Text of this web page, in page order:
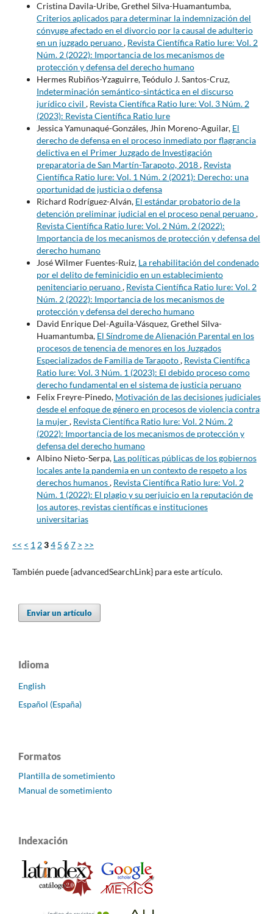
Cristina Davila-Uribe, Grethel Silva-Huamantumba,
Criterios aplicados para determinar la indemnización del
cónyuge afectado en el divorcio por la causal de adulterio
en un juzgado peruano, Revista Científica Ratio Iure: Vol. 2
Núm. 2 (2022): Importancia de los mecanismos de
protección y defensa del derecho humano
Hermes Rubiños-Yzaguirre, Teódulo J. Santos-Cruz,
Indeterminación semántico-sintáctica en el discurso
jurídico civil , Revista Científica Ratio Iure: Vol. 3 Núm. 2
(2023): Revista Científica Ratio Iure
Jessica Yamunaqué-Gonzáles, Jhin Moreno-Aguilar, El
derecho de defensa en el proceso inmediato por flagrancia
delictiva en el Primer Juzgado de Investigación
preparatoria de San Martín-Tarapoto, 2018, Revista
Científica Ratio Iure: Vol. 1 Núm. 2 (2021): Derecho: una
oportunidad de justicia o defensa
Richard Rodríguez-Alván, El estándar probatorio de la
detención preliminar judicial en el proceso penal peruano,
Revista Científica Ratio Iure: Vol. 2 Núm. 2 (2022):
Importancia de los mecanismos de protección y defensa del
derecho humano
José Wilmer Fuentes-Ruiz, La rehabilitación del condenado
por el delito de feminicidio en un establecimiento
penitenciario peruano, Revista Científica Ratio Iure: Vol. 2
Núm. 2 (2022): Importancia de los mecanismos de
protección y defensa del derecho humano
David Enrique Del-Aguila-Vásquez, Grethel Silva-
Huamantumba, El Síndrome de Alienación Parental en los
procesos de tenencia de menores en los Juzgados
Especializados de Familia de Tarapoto, Revista Científica
Ratio Iure: Vol. 3 Núm. 1 (2023): El debido proceso como
derecho fundamental en el sistema de justicia peruano
Felix Freyre-Pinedo, Motivación de las decisiones judiciales
desde el enfoque de género en procesos de violencia contra
la mujer, Revista Científica Ratio Iure: Vol. 2 Núm. 2
(2022): Importancia de los mecanismos de protección y
defensa del derecho humano
Albino Nieto-Serpa, Las políticas públicas de los gobiernos
locales ante la pandemia en un contexto de respeto a los
derechos humanos, Revista Científica Ratio Iure: Vol. 2
Núm. 1 (2022): El plagio y su perjuicio en la reputación de
los autores, revistas científicas e instituciones
universitarias
<< < 1 234 5 67 > >>
También puede {advancedSearchLink} para este artículo.
Enviar un artículo
Idioma
English
Español (España)
Formatos
Plantilla de sometimiento
Manual de sometimiento
Indexación